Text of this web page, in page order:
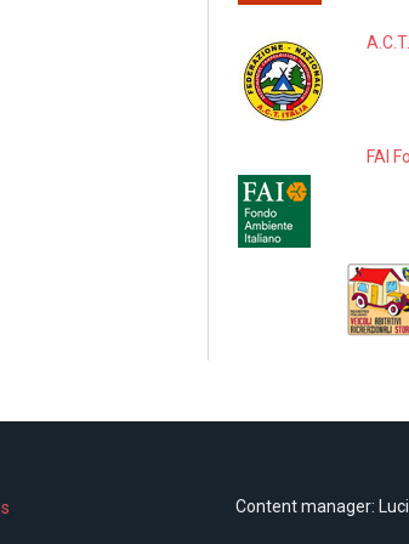
FAI
Content manager: